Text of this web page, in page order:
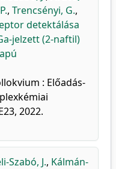
, Trencsényi, G.,
detektálása
jelzett (2-naftil)
: Előadás-
2022.
Szabó, J., Kálmán-